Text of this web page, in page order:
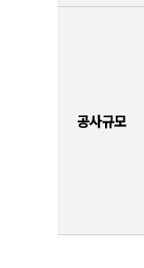
공사규모